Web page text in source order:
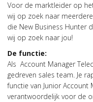
Voor de marktleider op
wij op zoek naar
die New Business Hunter
wij op zoek naar jou!
De functie:
Als Account Manager
gedreven sales team. Je
functie van Junior Account
verantwoordelijk voor de